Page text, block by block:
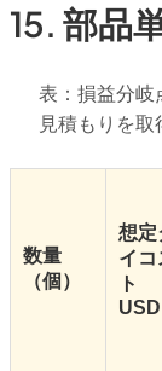
15. 部品
表：損益分岐
見積もりを取
数量
（個）
想定
イコ
ト
USD